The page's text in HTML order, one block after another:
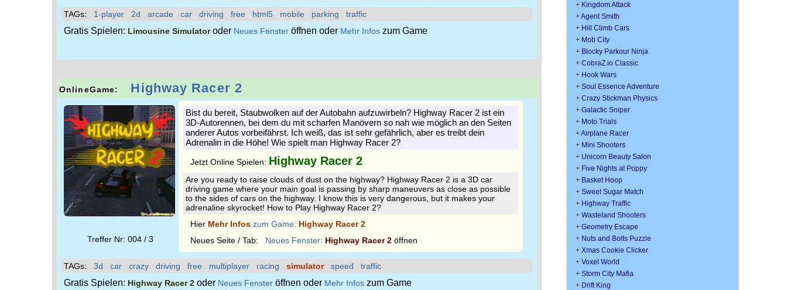
TAGs: 1-player 2d arcade car driving free html5 mobile parking traffic
Gratis Spielen: Limousine Simulatoroder Neues Fenster öffnen oder Mehr Infos zum Game
OnlineGame: Highway Racer 2
Treffer Nr: 004 / 3
Bist du bereit, Staubwolken auf der Autobahn aufzuwirbeln? Highway Racer 2 ist ein
3D-Autorennen, bei dem du mit scharfen Manövern so nah wie möglich an den Seiten
anderer Autos vorbeifährst. Ich weiß, das ist sehr gefährlich, aber es treibt dein
Adrenalin in die Höhe! Wie spielt man Highway Racer 2?
Jetzt Online Spielen: Highway Racer 2
Are you ready to raise clouds of dust on the highway? Highway Racer 2 is a 3D car
driving game where your main goal is passing by sharp maneuvers as close as possible
to the sides of cars on the highway. I know this is very dangerous, but it makes your
adrenaline skyrocket! How to Play Highway Racer 2?
Hier Mehr Infos zum Game: Highway Racer 2
Neues Seite / Tab: Neues Fenster: Highway Racer 2 öffnen
TAGs: 3d car crazy driving free multiplayer racing simulator speed traffic
Gratis Spielen: Highway Racer 2 oder Neues Fenster öffnen oder Mehr Infos zum Game
+ Kingdom Attack
+Agent Smith
+ Hill Climb Cars
+ Mob City
+ Blocky Parkour Ninja
+ CobraZ.io Classic
+ Hook Wars
+ Soul Essence Adventure
+ Crazy Stickman Physics
+ Galactic Sniper
+ Moto Trials
+Airplane Racer
+ Mini Shooters
+ Unicorn Beauty Salon
+ Five Nights at Poppy
+ Basket Hoop
+ Sweet Sugar Match
+ Highway Traffic
+ Wasteland Shooters
+ Geometry Escape
+ Nuts and Bolts Puzzle
+ Xmas Cookie Clicker
+ Voxel World
+ Storm City Mafia
+ Drift King